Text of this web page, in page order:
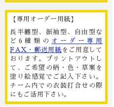
【専用オーダー用紙】
長半纏型、振袖型、自由型な
ど6種類の オーダー専用
FAX・郵送用紙 をご用意して
おります。プリントアウトし
て、ご希望の柄・色・草案を
塗り絵感覚でご記入下さい。
チーム内での衣装打合せの際
にもご活用下さい。